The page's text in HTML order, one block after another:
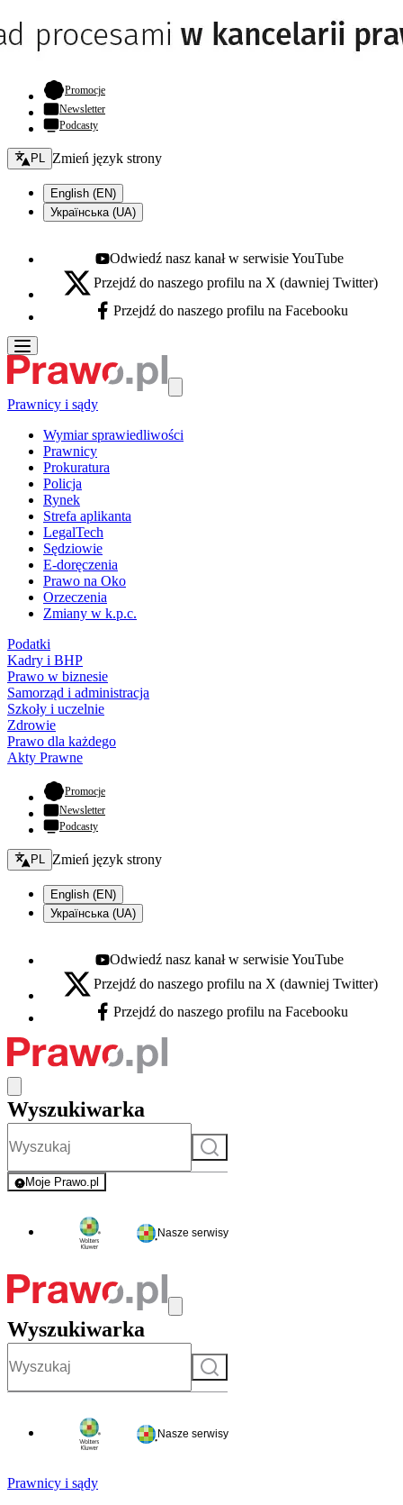
Promocje- otwiera się w nowej karcie
Newsletter
Podcasty
Zmień język - bieżący:
PL Zmień język strony
English (EN)
Українська (UA)
Youtube - otwiera się w nowej karcie
Odwiedź nasz kanał w serwisie YouTube
X - otwiera się w nowej karcie
Przejdź do naszego profilu na X (dawniej Twitter)
Facebook - otwiera się w nowej karcie
Przejdź do naszego profilu na Facebooku
Prawnicy i sądy
Wymiar sprawiedliwości
Prawnicy
Prokuratura
Policja
Rynek
Strefa aplikanta
LegalTech
Sędziowie
E-doręczenia
Prawo na Oko
Orzeczenia
Zmiany w k.p.c.
Podatki
Kadry i BHP
Prawo w biznesie
Samorząd i administracja
Szkoły i uczelnie
Zdrowie
Prawo dla każdego
Akty Prawne
Promocje- otwiera się w nowej karcie
Newsletter
Podcasty
Zmień język - bieżący:
PL Zmień język strony
English (EN)
Українська (UA)
Youtube - otwiera się w nowej karcie
Odwiedź nasz kanał w serwisie YouTube
X - otwiera się w nowej karcie
Przejdź do naszego profilu na X (dawniej Twitter)
Facebook - otwiera się w nowej karcie
Przejdź do naszego profilu na Facebooku
Wyszukiwarka
Szukaj
Moje Prawo.pl
- rejestracja i logowanie do serwisu
Nasze serwisy
Wyszukiwarka
Szukaj
Nasze serwisy
Prawnicy i sądy